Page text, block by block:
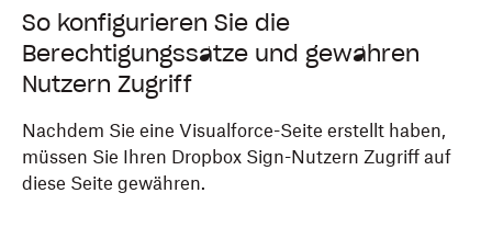
So konfigurieren Sie die
Berechtigungssätze und gewähren
Nutzern Zugriff
Nachdem Sie eine Visualforce-Seite erstellt haben,
müssen Sie Ihren Dropbox Sign-Nutzern Zugriff auf
diese Seite gewähren.